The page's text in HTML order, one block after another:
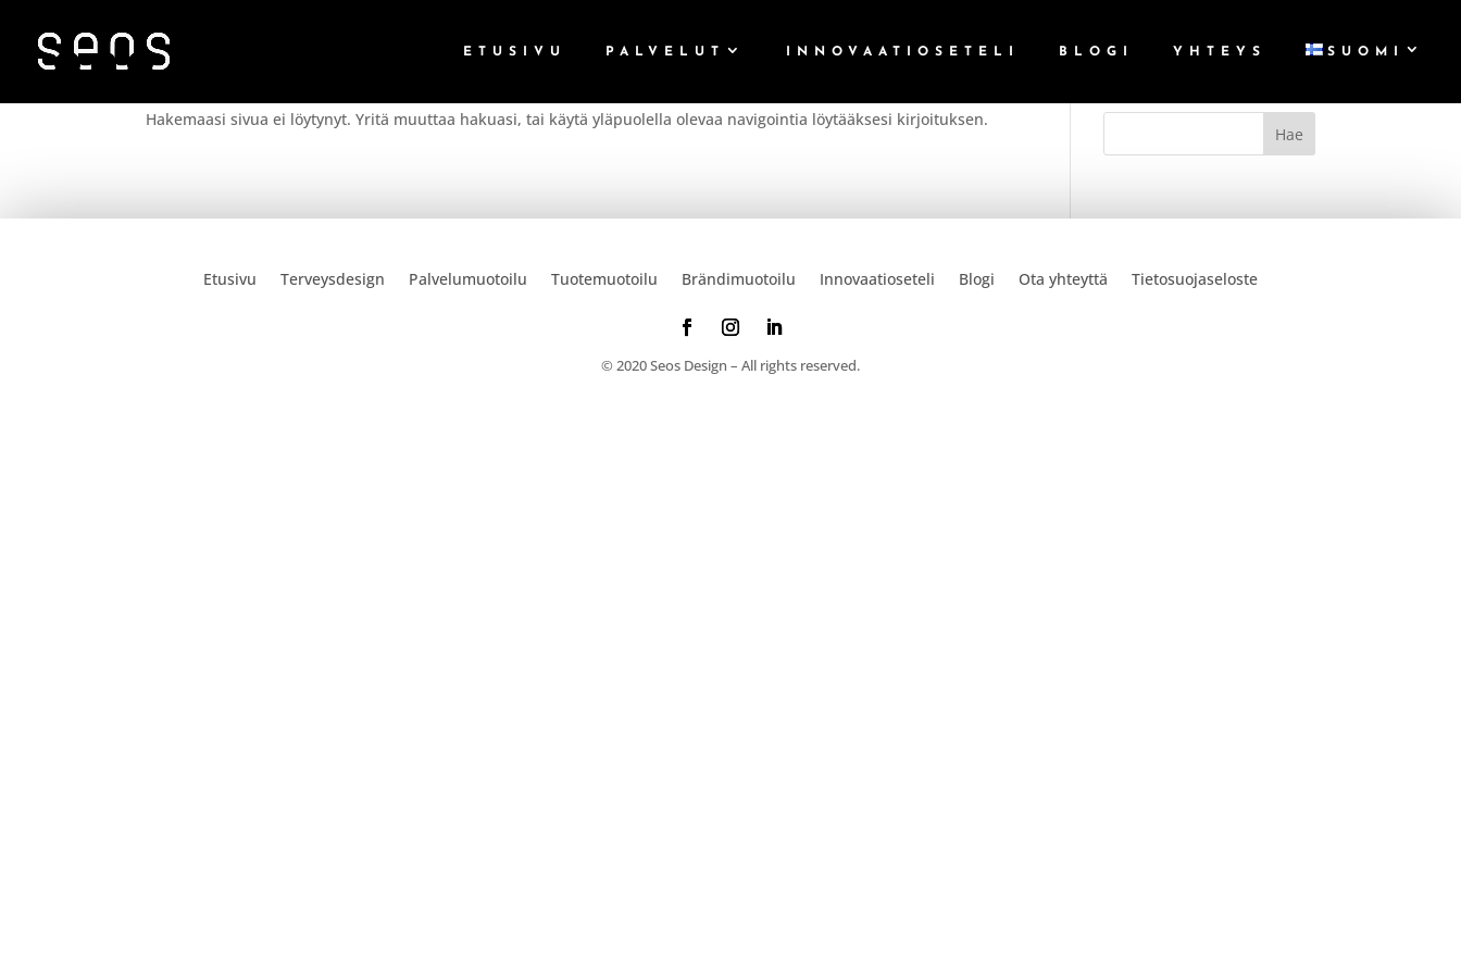
ETUSIVU PALVELUT INNOVAATIOSETELI BLOGI YHTEYS SUOMI
Ei tuloksia
Hakemaasi sivua ei löytynyt. Yritä muuttaa hakuasi, tai käytä yläpuolella olevaa navigointia löytääksesi kirjoituksen.
Etusivu Terveysdesign Palvelumuotoilu Tuotemuotoilu Brändimuotoilu Innovaatioseteli Blogi Ota yhteyttä Tietosuojaseloste
© 2020 Seos Design – All rights reserved.